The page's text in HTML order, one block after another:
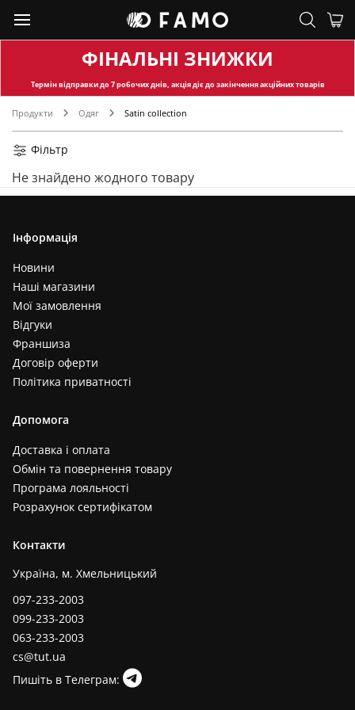
ФІНАЛЬНІ ЗНИЖКИ
Термін відправкидо 7 робочих днів, акція діє до закінчення акційних товарів
Продукти Одяг Satin collection
Фільтр
Не знайдено жодного товару
Інформація
Новини
Наші магазини
Мої замовлення
Відгуки
Франшиза
Договір оферти
Політика приватності
Допомога
Доставка і оплата
Обмін та повернення товару
Програма лояльності
Розрахунок сертифікатом
Контакти
Україна, м. Хмельницький
097-233-2003
099-233-2003
063-233-2003
cs@tut.ua
Пишіть в Телеграм: